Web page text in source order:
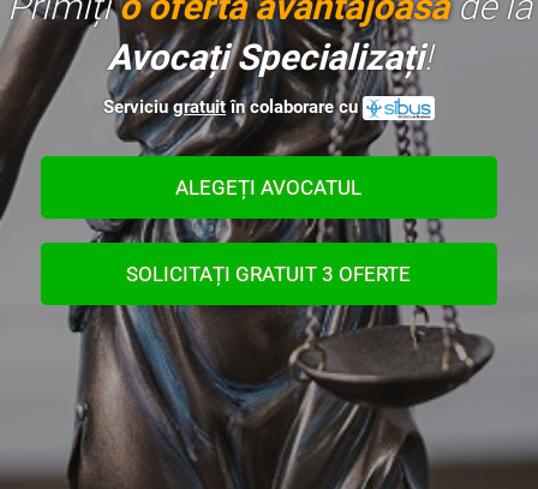
Avocați Specializați!
Serviciugratuitîn colaborare cu
ALEGEȚI AVOCATUL
SOLICITAȚI GRATUIT 3 OFERTE